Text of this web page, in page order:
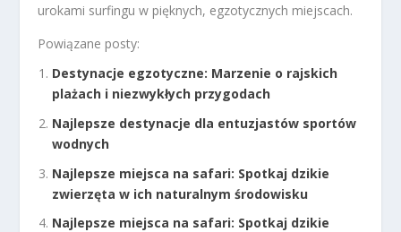
urokami surfingu w pięknych, egzotycznych miejscach.
Powiązane posty:
Destynacje egzotyczne: Marzenie o rajskich
plażach i niezwykłych przygodach
Najlepsze destynacje dla entuzjastów sportów
wodnych
Najlepsze miejsca na safari: Spotkaj dzikie
zwierzęta w ich naturalnym środowisku
Najlepsze miejsca na safari: Spotkaj dzikie